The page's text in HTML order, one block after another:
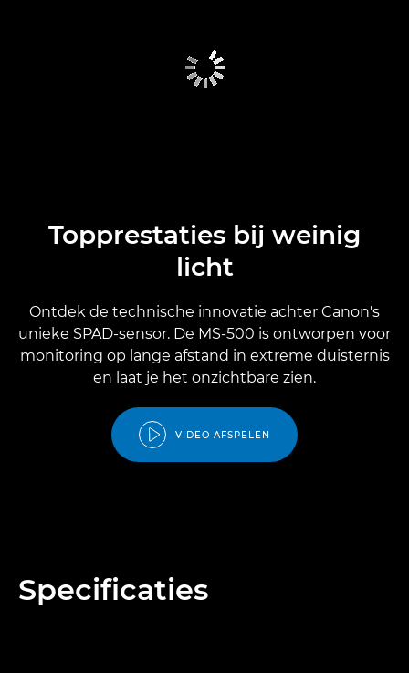
Topprestaties bij weinig
licht
Ontdek de technische innovatie achter Canon's
unieke SPAD-sensor. De MS-500 is ontworpen voor
monitoring op lange afstand in extreme duisternis
en laat je het onzichtbare zien.
VIDEO AFSPELEN
Specificaties